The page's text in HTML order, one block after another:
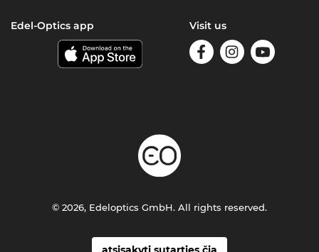
Edel-Optics app Visit us
© 2026, Edeloptics GmbH. All rights reserved.